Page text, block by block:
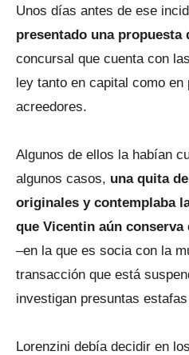
Unos días antes de ese
presentado una propuesta
concursal que cuenta con
ley tanto en capital como en
acreedores.
Algunos de ellos la habían
algunos casos, una quita
originales y contemplaba
que Vicentin aún conserva
–en la que es socia con la
transacción que está
investigan presuntas
Lorenzini debía decidir en